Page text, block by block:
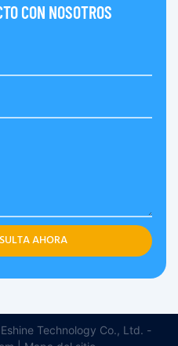
CON NOSOTROS
AHORA
Technology Co., Ltd. -